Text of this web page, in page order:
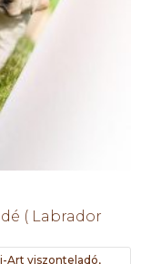
( Labrador
Art viszonteladó,